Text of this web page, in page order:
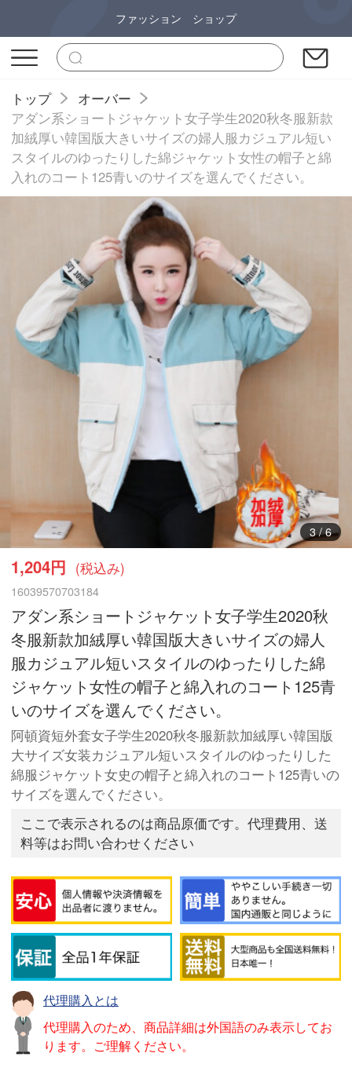
ファッション ショップ
トップ
オーバー
アダン系ショートジャケット女子学生2020秋冬服新款
加絨厚い韓国版大きいサイズの婦人服カジュアル短い
スタイルのゆったりした綿ジャケット女性の帽子と綿
入れのコート125青いのサイズを選んでください。
4/6
1,204円 (税込み)
16039570703184
アダン系ショートジャケット女子学生2020秋
冬服新款加絨厚い韓国版大きいサイズの婦人
服カジュアル短いスタイルのゆったりした綿
ジャケット女性の帽子と綿入れのコート125青
いのサイズを選んでください。
阿頓資短外套女子学生2020秋冬服新款加絨厚い韓国版
大サイズ女装カジュアル短いスタイルのゆったりした
綿服ジャケット女史の帽子と綿入れのコート125青いの
サイズを選んでください。
ここで表示されるのは商品原価です。代理費用、送
料等はお問い合わせください
代理購入とは
代理購入のため、商品詳細は外国語のみ表示してお
ります。ご理解ください。